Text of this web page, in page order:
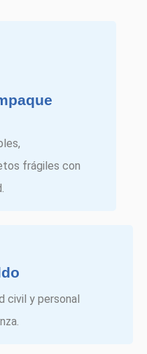
frágiles con
civil y personal